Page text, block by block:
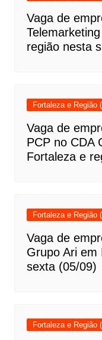
Vaga de
região nesta
Fortaleza e Região
Vaga de
PCP no CDA
Fortaleza e
Fortaleza e Região
Vaga de
Grupo Ari em
sexta (05/09)
Fortaleza e Região